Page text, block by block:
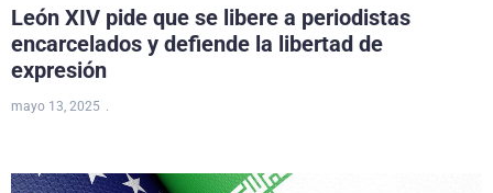
León XIV pide que se libere a periodistas
encarcelados y defiende la libertad de
expresión
mayo 13, 2025